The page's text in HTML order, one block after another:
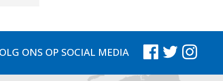
ONS OP SOCIAL MEDIA